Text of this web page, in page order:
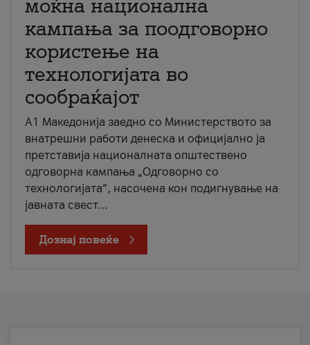
моќна национална
кампања за поодговорно
користење на
технологијата во
сообраќајот
A1 Македонија заедно со Министерството за
внатрешни работи денеска и официјално ја
претставија националната општествено
одговорна кампања „Одговорно со
технологијата“, насочена кон подигнување на
јавната свест...
Дознај повеќе